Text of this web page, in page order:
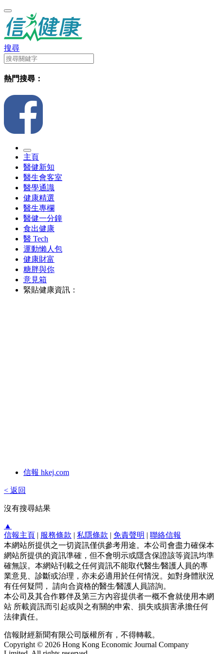
搜尋
熱門搜尋：
主頁
醫健新知
醫生會客室
醫學通識
健康精選
醫生專欄
醫健一分鐘
食出健康
醫 Tech
運動懶人包
健康財富
糖胖與你
意見箱
緊貼健康資訊：
信報 hkej.com
< 返回
沒有搜尋結果
▲
信報主頁 | 服務條款 | 私隱條款 | 免責聲明 | 聯絡信報
本網站所提供之一切資訊僅供參考用途。本公司會盡力確保本
網站所提供的資訊準確，但不會明示或隱含保證該等資訊均準
確無誤。本網站刊載之任何資訊不能取代醫生∕醫護人員的專
業意見、診斷或治理，亦未必適用於任何情況。如對身體狀況
有任何疑問， 請向合資格的醫生∕醫護人員諮詢。
本公司及其合作夥伴及第三方內容提供者一概不會就使用本網
站 所載資訊而引起或與之有關的申索、損失或損害承擔任何
法律責任。
信報財經新聞有限公司版權所有，不得轉載。
Copyright © 2026 Hong Kong Economic Journal Company